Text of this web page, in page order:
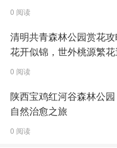
0 阅读
清明共青森林公园赏花
花开似锦，世外桃源繁
0 阅读
陕西宝鸡红河谷森林公
自然治愈之旅
0 阅读